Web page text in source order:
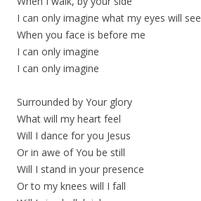
I can only imagine what my eyes will see
When you face is before me
I can only imagine
I can only imagine
Surrounded by Your glory
What will my heart feel
Will I dance for you Jesus
Or in awe of You be still
Will I stand in your presence
Or to my knees will I fall